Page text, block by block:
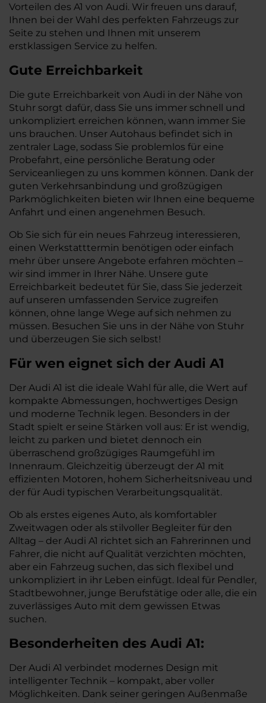
Vorteilen des A1 von Audi. Wir freuen uns darauf,
Ihnen bei der Wahl des perfekten Fahrzeugs zur
Seite zu stehen und Ihnen mit unserem
erstklassigen Service zu helfen.
Gute Erreichbarkeit
Die gute Erreichbarkeit von Audi in der Nähe von
Stuhr sorgt dafür, dass Sie uns immer schnell und
unkompliziert erreichen können, wann immer Sie
uns brauchen. Unser Autohaus befindet sich in
zentraler Lage, sodass Sie problemlos für eine
Probefahrt, eine persönliche Beratung oder
Serviceanliegen zu uns kommen können. Dank der
guten Verkehrsanbindung und großzügigen
Parkmöglichkeiten bieten wir Ihnen eine bequeme
Anfahrt und einen angenehmen Besuch.
Ob Sie sich für ein neues Fahrzeug interessieren,
einen Werkstatttermin benötigen oder einfach
mehr über unsere Angebote erfahren möchten –
wir sind immer in Ihrer Nähe. Unsere gute
Erreichbarkeit bedeutet für Sie, dass Sie jederzeit
auf unseren umfassenden Service zugreifen
können, ohne lange Wege auf sich nehmen zu
müssen. Besuchen Sie uns in der Nähe von Stuhr
und überzeugen Sie sich selbst!
Für wen eignet sich der Audi A1
Der Audi A1 ist die ideale Wahl für alle, die Wert auf
kompakte Abmessungen, hochwertiges Design
und moderne Technik legen. Besonders in der
Stadt spielt er seine Stärken voll aus: Er ist wendig,
leicht zu parken und bietet dennoch ein
überraschend großzügiges Raumgefühl im
Innenraum. Gleichzeitig überzeugt der A1 mit
effizienten Motoren, hohem Sicherheitsniveau und
der für Audi typischen Verarbeitungsqualität.
Ob als erstes eigenes Auto, als komfortabler
Zweitwagen oder als stilvoller Begleiter für den
Alltag – der Audi A1 richtet sich an Fahrerinnen und
Fahrer, die nicht auf Qualität verzichten möchten,
aber ein Fahrzeug suchen, das sich flexibel und
unkompliziert in ihr Leben einfügt. Ideal für Pendler,
Stadtbewohner, junge Berufstätige oder alle, die ein
zuverlässiges Auto mit dem gewissen Etwas
suchen.
Besonderheiten des Audi A1:
Der Audi A1 verbindet modernes Design mit
intelligenter Technik – kompakt, aber voller
Möglichkeiten. Dank seiner geringen Außenmaße